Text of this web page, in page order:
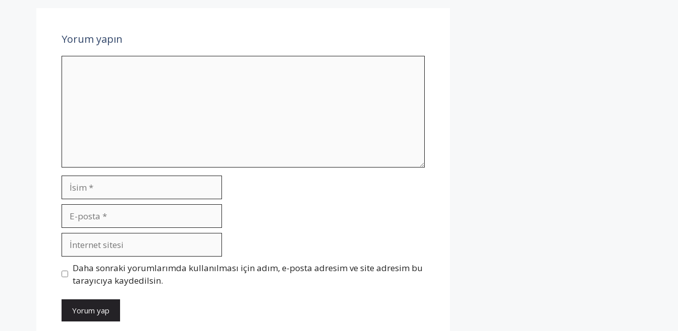
Yorum yapın
İsim
posta
İnternet
sitesi
Daha sonraki yorumlarımda kullanılması için adım, e-posta adresim ve site adresim bu
tarayıcıya kaydedilsin.